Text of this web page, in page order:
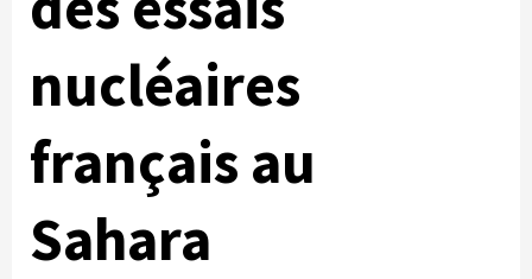
nucléaires
français au
Sahara